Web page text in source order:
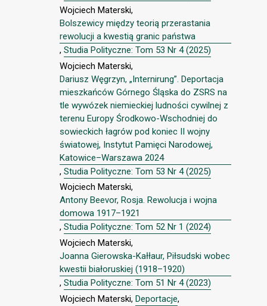
Wojciech Materski,
Bolszewicy między teorią przerastania
rewolucji a kwestią granic państwa
, Studia Polityczne: Tom 53 Nr 4 (2025)
Wojciech Materski,
Dariusz Węgrzyn, „Internirung”. Deportacja
mieszkańców Górnego Śląska do ZSRS na
tle wywózek niemieckiej ludności cywilnej z
terenu Europy Środkowo-Wschodniej do
sowieckich łagrów pod koniec II wojny
światowej, Instytut Pamięci Narodowej,
Katowice–Warszawa 2024
, Studia Polityczne: Tom 53 Nr 4 (2025)
Wojciech Materski,
Antony Beevor, Rosja. Rewolucja i wojna
domowa 1917–1921
, Studia Polityczne: Tom 52 Nr 1 (2024)
Wojciech Materski,
Joanna Gierowska-Kałłaur, Piłsudski wobec
kwestii białoruskiej (1918–1920)
, Studia Polityczne: Tom 51 Nr 4 (2023)
Wojciech Materski, Deportacje,